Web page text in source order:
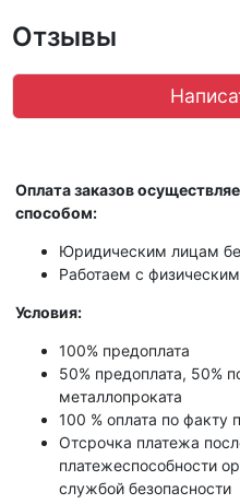
Отзывы
Оплата заказов
способом:
Юридическим лицам
Работаем с
Условия:
100% предоплата
50% предоплата, 50%
металлопроката
100 % оплата по факту
Отсрочка платежа
платежеспособности
службой безопасности